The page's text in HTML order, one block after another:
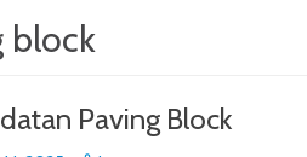
block
Paving Block